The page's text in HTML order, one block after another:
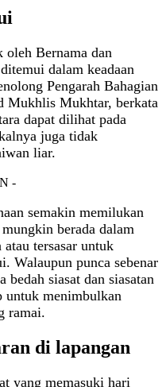
oleh Bernama dan
dalam keadaan
Pengarah Bahagian
Mukhlis Mukhtar, berkata
dapat dilihat pada
juga tidak
liar.
-
semakin memilukan
berada dalam
tersasar untuk
Walaupun punca sebenar
bedah siasat dan siasatan
untuk menimbulkan
ramai.
di lapangan
yang memasuki hari